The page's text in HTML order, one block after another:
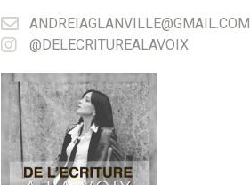
ANDREIAGLANVILLE@GMAIL.COM
@DELECRITUREALAVOIX